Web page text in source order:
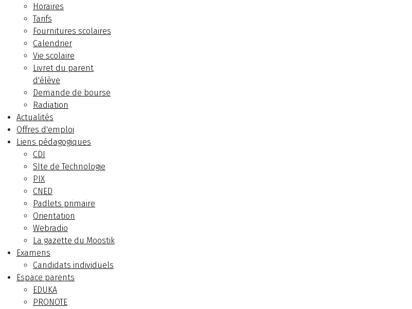
Horaires
Tarifs
Fournitures scolaires
Calendrier
Vie scolaire
Livret du parent
d'élève
Demande de bourse
Radiation
Actualités
Offres d'emploi
Liens pédagogiques
CDI
SIte de Technologie
PIX
CNED
Padlets primaire
Orientation
Webradio
La gazette du Moostik
Examens
Candidats individuels
Espace parents
EDUKA
PRONOTE